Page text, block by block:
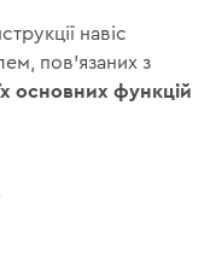
навіс
пов'язаних з
основних функцій